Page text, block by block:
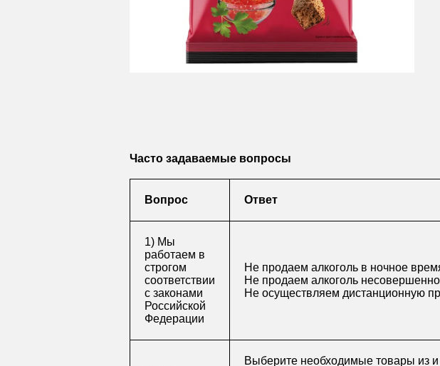
Часто задаваемые вопросы
Вопрос Ответ
1) Мы
работаем в
строгом
соответствии
с законами
Российской
Федерации
Не продаем алкоголь в ночное
Не продаем алкоголь
Не осуществляем дистанционную
Выберите необходимые товары из и